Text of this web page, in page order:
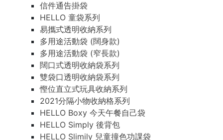
信件通告掛袋
HELLO 童袋系列
易攜式透明收納系列
多用途活動袋 (闊身款)
多用途活動袋 (窄長款)
闊口式透明收納袋系列
雙袋口透明收納袋系列
慳位直立式玩具收納系列
2021分隔小物收納格系列
HELLO Boxy 今天午餐自己袋
HELLO Simply 後背包
HELLO Slimily 兒童撞色功課袋